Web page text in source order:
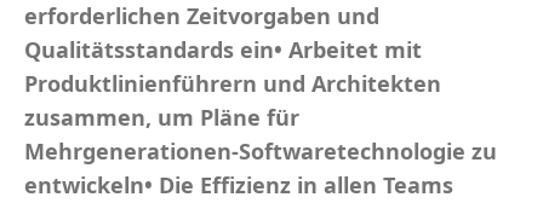
erforderlichen Zeitvorgaben und
Qualitätsstandards ein• Arbeitet mit
Produktlinienführern und Architekten
zusammen, um Pläne für
Mehrgenerationen-Softwaretechnologie zu
entwickeln• Die Effizienz in allen Teams